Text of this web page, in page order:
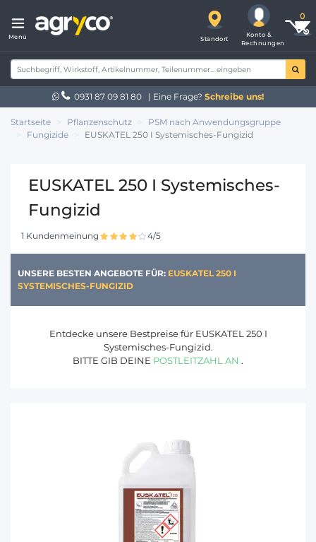
Menü Standort
Konto &
Rechnungen
0931 87 09 81 80 | Eine Frage? Schreibe uns!
Startseite Pflanzenschutz
PSM nach Anwendungsgruppe
Fungizide
EUSKATEL 250 I Systemisches-Fungizid
EUSKATEL 250 I Systemisches-
Fungizid
1 Kundenmeinung 4/5
UNSERE BESTEN ANGEBOTE FÜR: EUSKATEL 250 I
SYSTEMISCHES-FUNGIZID
Entdecke unsere Bestpreise für EUSKATEL 250 I
Systemisches-Fungizid.
BITTE GIB DEINE POSTLEITZAHL AN .